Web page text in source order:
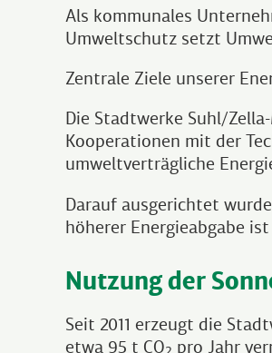
Als kommunales
Umweltschutz setzt
Zentrale Ziele unserer
Die Stadtwerke Suhl/
Kooperationen mit der
umweltverträgliche
Darauf ausgerichtet
höherer Energieabgabe
Nutzung der
Seit 2011 erzeugt die
etwa 95 t CO
pro Jahr